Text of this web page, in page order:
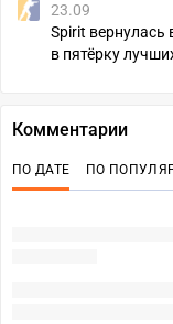
23.09
Spirit вернулась
в пятёрку
Комментарии
ПО ДАТЕ ПО